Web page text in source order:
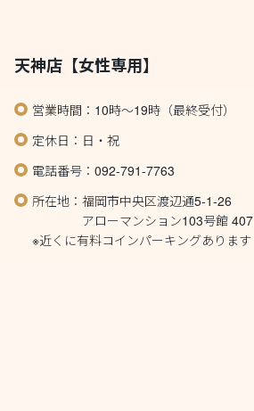
天神店【女性専用】
営業時間：10時～19時（最終受付）
定休日：日・祝
電話番号：092-791-7763
所在地：福岡市中央区渡辺通5-1-26
アローマンション103号館 407
※近くに有料コインパーキングあります